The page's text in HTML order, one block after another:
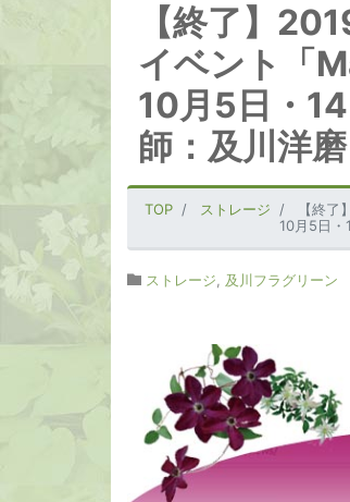
【終了】
イベント「
10月5日・
師：及川洋磨
TOP ストレージ
【終
10月5日・
ストレージ 及川フラグリーン